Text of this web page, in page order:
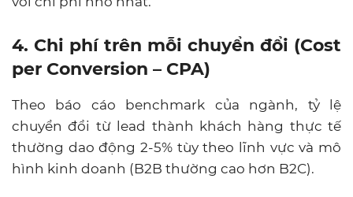
4. Chi phí trên mỗi chuyển đổi (Cost
per Conversion – CPA)
Theo báo cáo benchmark của ngành, tỷ lệ
chuyển đổi từ lead thành khách hàng thực tế
thường dao động 2-5% tùy theo lĩnh vực và mô
hình kinh doanh (B2B thường cao hơn B2C).